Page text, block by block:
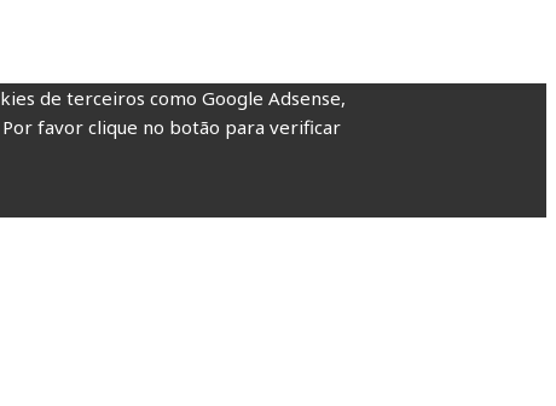
de terceiros como Google Adsense,
Por favor clique no botão para verificar